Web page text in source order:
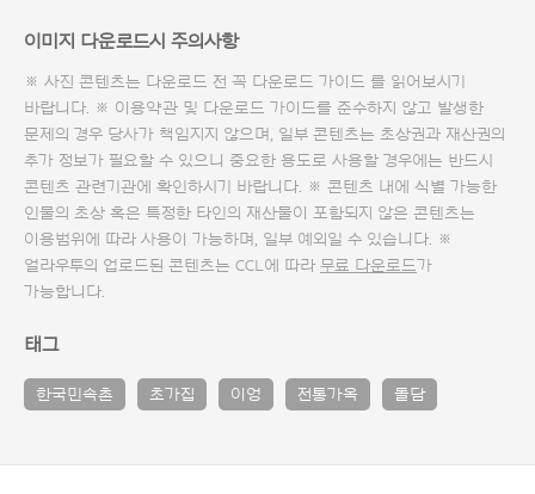
이미지 다운로드시 주의사항
※ 사진 콘텐츠는 다운로드 전 꼭 다운로드 가이드 를 읽어보시기
바랍니다. ※ 이용약관 및 다운로드 가이드를 준수하지 않고 발생한
문제의 경우 당사가 책임지지 않으며, 일부 콘텐츠는 초상권과 재산권의
추가 정보가 필요할 수 있으니 중요한 용도로 사용할 경우에는 반드시
콘텐츠 관련기관에 확인하시기 바랍니다. ※ 콘텐츠 내에 식별 가능한
인물의 초상 혹은 특정한 타인의 재산물이 포함되지 않은 콘텐츠는
이용범위에 따라 사용이 가능하며, 일부 예외일 수 있습니다. ※
얼라우투의 업로드된 콘텐츠는 CCL에 따라 무료 다운로드가
가능합니다.
태그
한국민속촌 초가집 이엉 전통가옥 돌담